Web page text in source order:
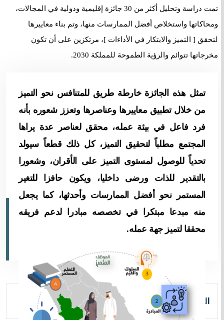
تمت دراسة وتحليل أكثر من 30 جائزة إقليمية ودولية في المجالات،
ومحاكاتها واستخلاص أفضل الممارسات منها، وتم بناء معاييرها
لتحقق [ التميز والابتكار في الأداءات ]، مرتكزين على أن تكون
مخرجاتها تتوائم والرؤية الطموحة للمملكة 2030.
تمثل هذه الجائزة خارطة طريق للمتنافس نحو التميز
من خلال تطبيق معاييرها وعناصرها وتعزز شعوره بأنه
فرد فاعل في بيئة عمله، محقق لعناصر عدة يراها
المجتمع مطلباً لتحقيق التميز، كل ذلك قطعاً سيولد
تحدياً للوصول لمستوى التميز على الأقران، وشعورا
بالتقدير للذات ورضى داخليا، ويكون حافزا للتغير
المستمر نحو أفضل الممارسات وأحدثها، كما يجعل
منه مبدعا مبتكرا في تخصصه مبادرا لدعم فريقه
محققا لتميز جهة عمله.
الرؤية